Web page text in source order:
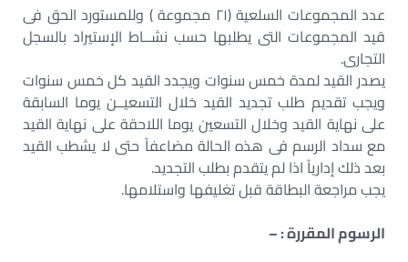
عدد المجموعات السلعية (٢١ مجموعة ) وللمستورد الحق فى
قيد المجموعات التى يطلبها حسب نشــاط الإستيراد بالسجل
التجارى.
يصدر القيد لمدة خمس سنوات ويجدد القيد كل خمس سنوات
ويجب تقديم طلب تجديد القيد خلال التسعيــن يوما السابقة
على نهاية القيد وخلال التسعين يوما اللاحقة على نهاية القيد
مع سداد الرسم فى هذه الحالة مضاعفاً حتى لا يشطب القيد
بعد ذلك إدارياً اذا لم يتقدم بطلب التجديد.
يجب مراجعة البطاقة قبل تغليفها واستلامها.
الرسوم المقررة : –